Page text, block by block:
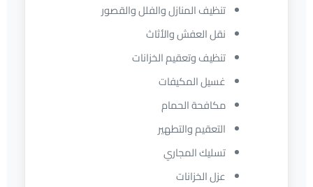
تنظيف المنازل والفلل والقصور
نقل العفش والأثاث
تنظيف وتعقيم الخزانات
غسيل المكيفات
مكافحة الحمام
التعقيم والتطهير
تسليك المجاري
عزل الخزانات